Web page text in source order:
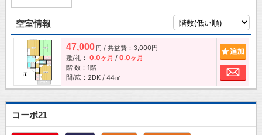
空室情報
47,000 円 / 共益費：3,000円
敷/礼： 0.0ヶ月 / 0.0ヶ月
階 数：1階
間/広：2DK / 44㎡
お
コーポ21